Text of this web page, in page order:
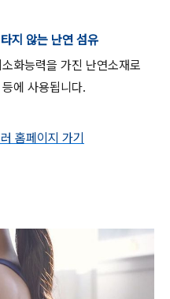
지 않는 난연 섬유
화능력을 가진 난연소재로
에 사용됩니다.
홈페이지 가기